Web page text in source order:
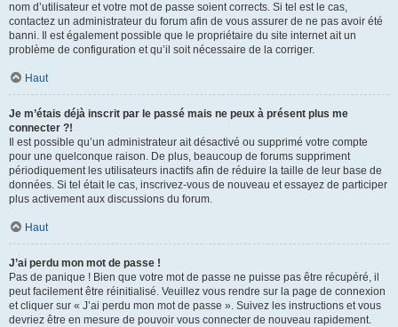
nom d’utilisateur et votre mot de passe soient corrects. Si tel est le cas,
contactez un administrateur du forum afin de vous assurer de ne pas avoir été
banni. Il est également possible que le propriétaire du site internet ait un
problème de configuration et qu’il soit nécessaire de la corriger.
Haut
Je m’étais déjà inscrit par le passé mais ne peux à présent plus me
connecter ?!
Il est possible qu’un administrateur ait désactivé ou supprimé votre compte
pour une quelconque raison. De plus, beaucoup de forums suppriment
périodiquement les utilisateurs inactifs afin de réduire la taille de leur base de
données. Si tel était le cas, inscrivez-vous de nouveau et essayez de participer
plus activement aux discussions du forum.
Haut
J’ai perdu mon mot de passe !
Pas de panique ! Bien que votre mot de passe ne puisse pas être récupéré, il
peut facilement être réinitialisé. Veuillez vous rendre sur la page de connexion
et cliquer sur « J’ai perdu mon mot de passe ». Suivez les instructions et vous
devriez être en mesure de pouvoir vous connecter de nouveau rapidement.